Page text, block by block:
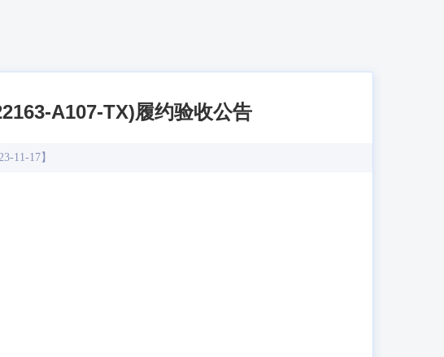
A107-TX)履约验收公告
11-17 】